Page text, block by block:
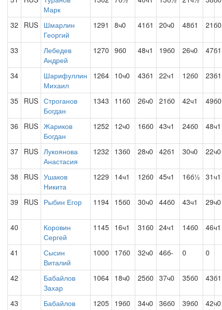
Марк
32 RUS Шмарлин
Георгий
1291 8ч0 41б1 20ч0 48б1 21б0
33
Лебедев
Андрей
1270 9б0 48ч1 19б0 26ч0 47б1
34
Шарифуллин
Михаил
1264 10ч0 43б1 22ч1 12б0 23б1
35 RUS Строганов
Богдан
1343 11б0 26ч0 21б0 42ч1 49б0
36 RUS Жариков
Богдан
1252 12ч0 16б0 43ч1 24б0 48ч1
37 RUS Лукоянова
Анастасия
1232 13б0 28ч0 42б1 30ч0 22ч0
38 RUS Ушаков
Никита
1229 14ч1 12б0 45ч1 16б½ 31ч1
39 RUS Рыбин Егор 1194 15б0 30ч0 44б0 43ч1 29ч0
40
Коровин
Сергей
1145 16ч1 31б0 24ч1 14б0 46ч1
41
Сысин
Виталий
1000 17б0 32ч0 46б- 0 0
42
Бабайлов
Захар
1064 18ч0 25б0 37ч0 35б0 43б1
43
Бабайлов
1205 19б0 34ч0 36б0 39б0 42ч0